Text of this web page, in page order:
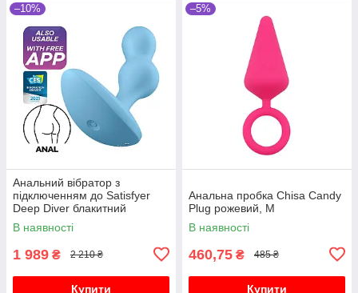
–10%
Анальний вібратор з
підключенням до Satisfyer
Deep Diver блакитний
В наявності
1 989 ₴ 2 210 ₴
Купити
–5%
Анальна пробка Chisa Candy
Plug рожевий, M
В наявності
460,75 ₴ 485 ₴
Купити